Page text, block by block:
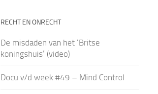
RECHT EN ONRECHT
De misdaden van het ‘Britse
koningshuis’ (video)
Docu v/d week #49 – Mind Control